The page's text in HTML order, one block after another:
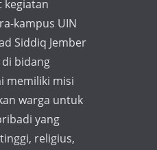
kegiatan
kampus UIN
Siddiq Jember
bidang
memiliki misi
warga untuk
yang
religius,